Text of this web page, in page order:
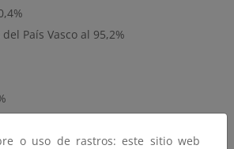
País Vasco al 95,2%
al 89,3%
o uso de rastros: este sitio web